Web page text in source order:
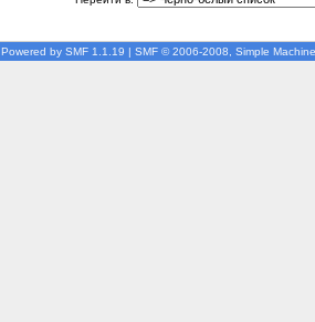
Powered by SMF 1.1.19 | SMF © 2006-2008, Simple